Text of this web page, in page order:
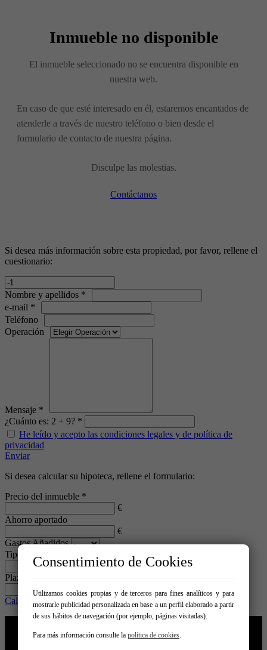
Inmueble no disponible
El inmueble seleccionado no se encuentra disponible en
nuestra web.
En caso de que esté interesado en él, estaremos encantados de
atenderle a través de nuestro teléfono o bien desde el
formulario de contacto de nuestra página.
Disculpe las molestias.
Contáctanos
Si desea más información sobre esta propiedad, por favor, rellene el
cuestionario:
Nombre y apellidos *
e-mail *
Teléfono
Operación
Mensaje *
¿Cuánto es: 2 + 9? *
He leído y acepto las condiciones legales y de política de
privacidad
Enviar
Si desea calcular su hipoteca, rellene el formulario:
Precio del inmueble *
€
Ahorro aportado
€
Gastos Añadidos
Tipo de interés *
%
Plazo en años *
años
Calcular
Inicio
Venta Alquiler
Consentimiento de Cookies
Utilizamos cookies propias y de terceros para fines analíticos y para
mostrarle publicidad personalizada en base a un perfil elaborado a partir
de sus hábitos de navegación (por ejemplo, páginas visitadas).
Para más información consulte la política de cookies.